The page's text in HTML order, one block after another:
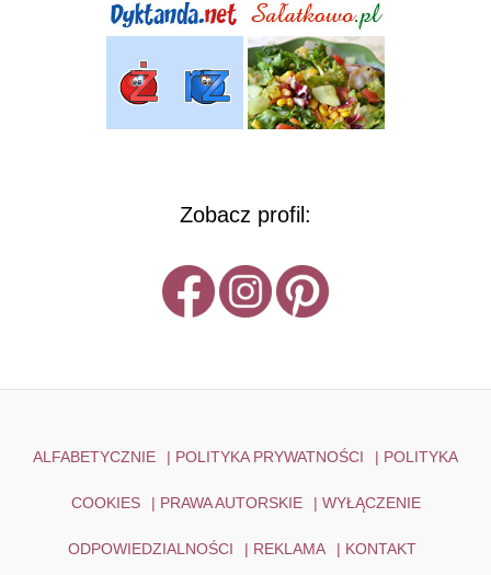
Zobacz profil:
ALFABETYCZNIE | POLITYKA PRYWATNOŚCI | POLITYKA
COOKIES | PRAWA AUTORSKIE | WYŁĄCZENIE
ODPOWIEDZIALNOŚCI | REKLAMA | KONTAKT